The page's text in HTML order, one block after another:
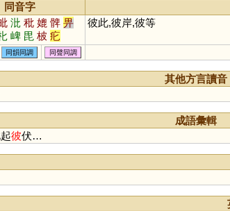
同音字
沘 秕 媲 髀 畀
崥 毘 柀 疕
彼此,彼岸,彼等
同韻同調 同聲同調
其他方言讀音
成語彙輯
彼伏…